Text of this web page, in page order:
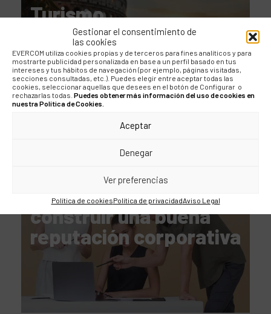
Gestionar el consentimiento de
las cookies
EVERCOM utiliza cookies propias y de terceros para fines analíticos y para
mostrarte publicidad personalizada en base a un perfil basado en tus
intereses y tus hábitos de navegación (por ejemplo, páginas visitadas,
secciones consultadas, etc.). Puedes elegir entre aceptar todas las
cookies, seleccionar aquellas que desees en el botón de Configurar o
rechazarlas todas. Puedes obtener más información del uso de cookies en
nuestra Política de Cookies.
Aceptar
Denegar
Ver preferencias
Política de cookiesPolítica de privacidadAviso Legal
Turismo
gastronómico: el sabor
de un destino
La importancia de
construir una buena
reputación corporativa